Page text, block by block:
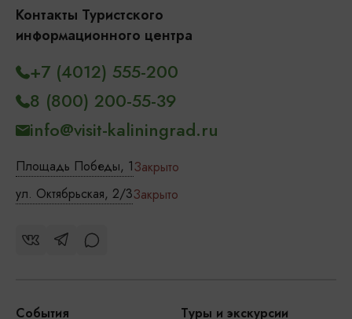
Контакты Туристского
информационного центра
Площадь Победы, 1Закрыто
ул. Октябрьская, 2/3Закрыто
+7 (4012) 555-200
8 (800) 200-55-39
info@visit-kaliningrad.ru
События
Туры и экскурсии